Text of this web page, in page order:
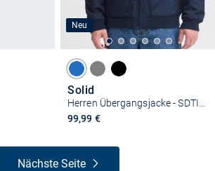
Neu
Solid
99,99 €
Nächste Seite